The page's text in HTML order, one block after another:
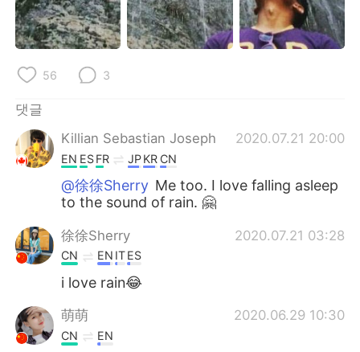
56 3
댓글
Killian Sebastian Joseph
2020.07.21 20:00
EN ESFR JPKR CN
@徐徐Sherry Me too. I love falling asleep
to the sound of rain. 🤗
徐徐Sherry 2020.07.21 03:28
CN EN ITES
i love rain😂
萌萌 2020.06.29 10:30
CN EN